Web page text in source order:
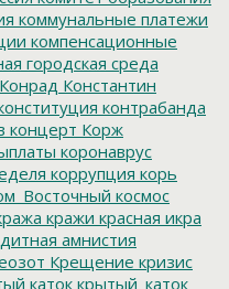
коммунальные платежи
компенсационные
городская среда
Конрад Константин
контрабанда
концерт Корж
коронаврус
коррупция корь
космос
кражи красная икра
амнистия
Крещение кризис
катоккрытый_каток